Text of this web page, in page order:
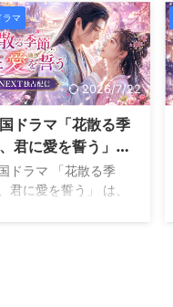
的な状況の中で、李
父を救い乱世を終わ
るために立ち上がり
。一方、彼と運命的
会いを果たすのが将
娘である何校尉で
互いに素性を隠しな
行 ...
生きる最強の武将と
軍師が運命的に出会
立場や宿命を超えて
合う姿を描いていま
主演は日本でも高い
を誇るウォレス チョ
、アジアを代表する
アンジェラベイビー
。 本作の魅力は単な
愛ドラマではなく、
ラマ
2026/7/22
ドラマ「花散る季
君に愛を誓う」配
こでみれる？
ドラマ 「花散る季
君に愛を誓う」 は、